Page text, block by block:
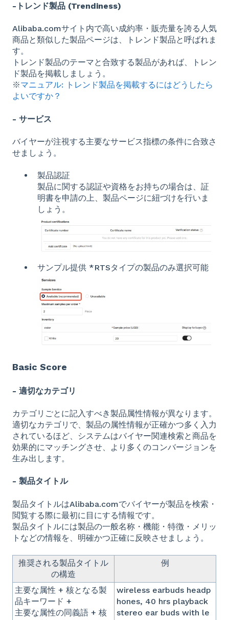
-トレンド製品 (Trendiness)
Alibaba.comサイト内で高い成約率・販売量を誇る人気
商品と類似した製品ページは、トレンド製品と呼ばれま
す。
トレンド製品のテーマと合致する製品があれば、トレン
ド製品を掲載しましょう。
※マニュアル:
トレンド製品を掲載するにはどうしたら
よいですか？
- サービス
バイヤーが注視する主要なサービス指標の条件に合致さ
せましょう。
製品認証
製品に関する認証や資格をお持ちの場合は、証
明書を申請の上、製品ページに紐づけを行いま
しょう。
サンプル提供 *RTSタイプの製品のみ選択可能
Basic Score
- 適切なカテゴリ
カテゴリごとに記入すべき製品属性情報が異なります。
適切なカテゴリで、製品の属性情報が正確かつ多く入力
されているほど、システムはバイヤー関連検索と商品を
効果的にマッチングさせ、より多くのコンバージョンを
生み出します。
- 製品タイトル
製品タイトルはAlibaba.comでバイヤーが製品を検索・
閲覧する際に最初に目にする情報です。
製品タイトルには製品の一般名称・機能・特徴・メリッ
トなどの情報を、明確かつ正確に反映させましょう。
推奨される製品タイトル
の構造
例
主要な属性 + 核となる製
品キーワード +
主要な属性の同義語 + 核
wireless earbuds headp
hones, 40 hrs playback
stereo ear buds with le